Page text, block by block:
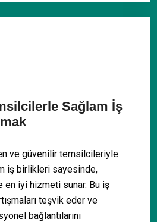
Sağlam İş
ve güvenilir temsilcileriyle
iş birlikleri sayesinde,
en iyi hizmeti sunar. Bu iş
teşvik eder ve
bağlantılarını